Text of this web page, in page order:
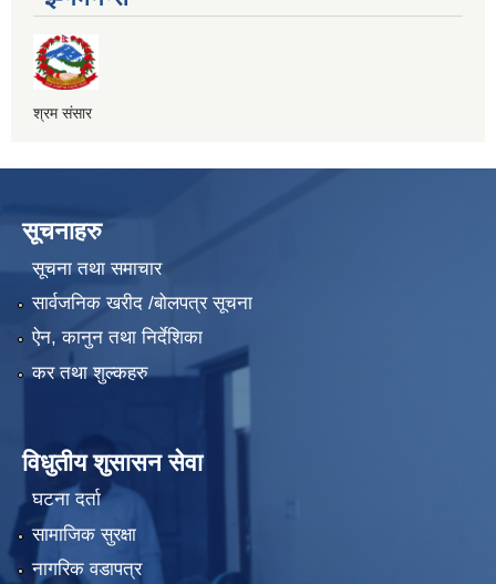
श्रम संसार
सूचनाहरु
सूचना तथा समाचार
सार्वजनिक खरीद /बोलपत्र सूचना
ऐन, कानुन तथा निर्देशिका
कर तथा शुल्कहरु
विधुतीय शुसासन सेवा
घटना दर्ता
सामाजिक सुरक्षा
नागरिक वडापत्र